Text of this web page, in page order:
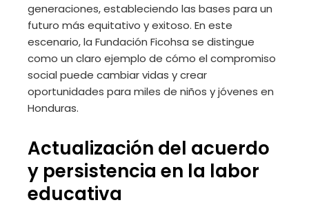
generaciones, estableciendo las bases para un
futuro más equitativo y exitoso. En este
escenario, la Fundación Ficohsa se distingue
como un claro ejemplo de cómo el compromiso
social puede cambiar vidas y crear
oportunidades para miles de niños y jóvenes en
Honduras.
Actualización del acuerdo
y persistencia en la labor
educativa